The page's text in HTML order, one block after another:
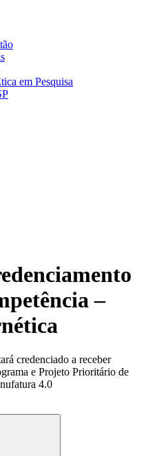
em Pesquisa
–
credenciado a receber
e Projeto Prioritário de
4.0